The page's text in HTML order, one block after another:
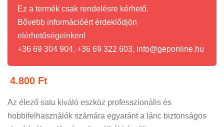
Ez a termék csak rendelésre kérhető.
Bővebb információért érdeklődjön
elérhetőségeinken!
+36 69 304 904, +36 69 322 603, info@geponline.hu
4.800 Ft
Az élező satu kiváló eszköz professzionális és
hobbifelhasználók számára egyaránt a lánc biztonságos